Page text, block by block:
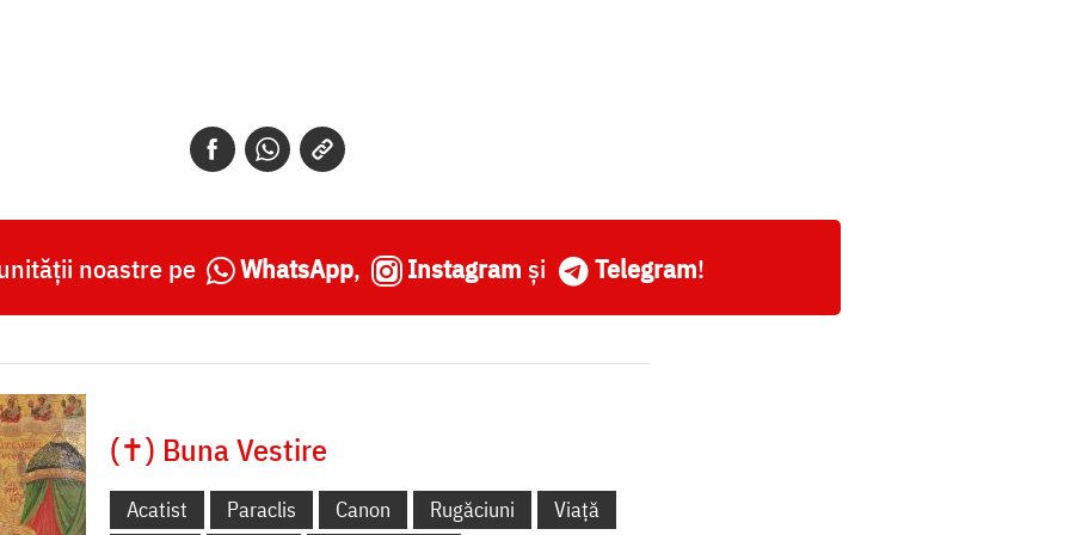
noastre pe WhatsApp, Instagram și Telegram!
(✝) Buna Vestire
Acatist Paraclis Canon Rugăciuni Viață